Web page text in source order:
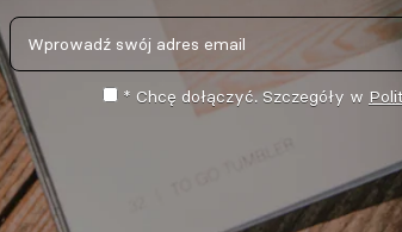
* Chcę dołączyć. Szczegóły w